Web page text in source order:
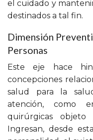
el cuidado y
destinados a tal fin.
Dimensión
Personas
Este eje hace
concepciones
salud para la
atención, como
quirúrgicas objeto
Ingresan, desde